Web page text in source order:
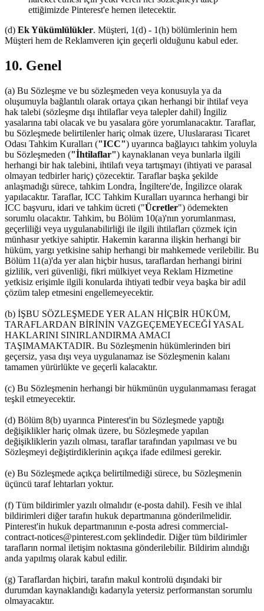
ettiğimizde Pinterest'e hemen iletecektir.
(d) Ek Yükümlülükler. Müşteri, 1(d) - 1(h) bölümlerinin hem
Müşteri hem de Reklamveren için geçerli olduğunu kabul eder.
10. Genel
(a) Bu Sözleşme ve bu sözleşmeden veya konusuyla ya da
oluşumuyla bağlantılı olarak ortaya çıkan herhangi bir ihtilaf veya
hak talebi (sözleşme dışı ihtilaflar veya talepler dahil) İngiliz
yasalarına tabi olacak ve bu yasalara göre yorumlanacaktır. Taraflar,
bu Sözleşmede belirtilenler hariç olmak üzere, Uluslararası Ticaret
Odası Tahkim Kuralları ("ICC") uyarınca bağlayıcı tahkim yoluyla
bu Sözleşmeden ("İhtilaflar") kaynaklanan veya bunlarla ilgili
herhangi bir hak talebini, ihtilafı veya tartışmayı (ihtiyati ve parasal
olmayan tedbirler hariç) çözecektir. Taraflar başka şekilde
anlaşmadığı sürece, tahkim Londra, İngiltere'de, İngilizce olarak
yapılacaktır. Taraflar, ICC Tahkim Kuralları uyarınca herhangi bir
ICC başvuru, idari ve tahkim ücreti ("Ücretler") ödemekten
sorumlu olacaktır. Tahkim, bu Bölüm 10(a)'nın yorumlanması,
geçerliliği veya uygulanabilirliği ile ilgili ihtilafları çözmek için
münhasır yetkiye sahiptir. Hakemin kararına ilişkin herhangi bir
hüküm, yargı yetkisine sahip herhangi bir mahkemede verilebilir. Bu
Bölüm 11(a)'da yer alan hiçbir husus, taraflardan herhangi birini
gizlilik, veri güvenliği, fikri mülkiyet veya Reklam Hizmetine
yetkisiz erişimle ilgili konularda ihtiyati tedbir veya başka bir adil
çözüm talep etmesini engellemeyecektir.
(b) İŞBU SÖZLEŞMEDE YER ALAN HİÇBİR HÜKÜM,
TARAFLARDAN BİRİNİN VAZGEÇEMEYECEĞİ YASAL
HAKLARINI SINIRLANDIRMA AMACI
TAŞIMAMAKTADIR. Bu Sözleşmenin hükümlerinden biri
geçersiz, yasa dışı veya uygulanamaz ise Sözleşmenin kalanı
tamamen yürürlükte ve geçerli kalacaktır.
(c) Bu Sözleşmenin herhangi bir hükmünün uygulanmaması feragat
teşkil etmeyecektir.
(d) Bölüm 8(b) uyarınca Pinterest'in bu Sözleşmede yaptığı
değişiklikler hariç olmak üzere, bu Sözleşmede yapılan
değişikliklerin yazılı olması, taraflar tarafından yapılması ve bu
Sözleşmeyi değiştirdiklerinin açıkça ifade edilmesi gerekir.
(e) Bu Sözleşmede açıkça belirtilmediği sürece, bu Sözleşmenin
üçüncü taraf lehtarları yoktur.
(f) Tüm bildirimler yazılı olmalıdır (e-posta dahil). Fesih ve ihlal
bildirimleri diğer tarafın hukuk departmanına gönderilmelidir.
Pinterest'in hukuk departmanının e-posta adresi commercial-
contract-notices@pinterest.com şeklindedir. Diğer tüm bildirimler
tarafların normal iletişim noktasına gönderilebilir. Bildirim alındığı
anda yapılmış olarak kabul edilir.
(g) Taraflardan hiçbiri, tarafın makul kontrolü dışındaki bir
durumdan kaynaklandığı kadarıyla yetersiz performanstan sorumlu
olmayacaktır.